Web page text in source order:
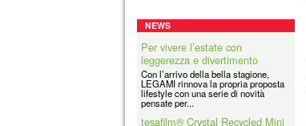
NEWS
tesafilm® Crystal Recycled Mini
Dispenser: Trasparenza con un
contributo sostenibile
tesafilm® Crystal Recycled Mini
Dispenser porta in cartoleria e negli
ambienti di lavoro un grande classico
in una...